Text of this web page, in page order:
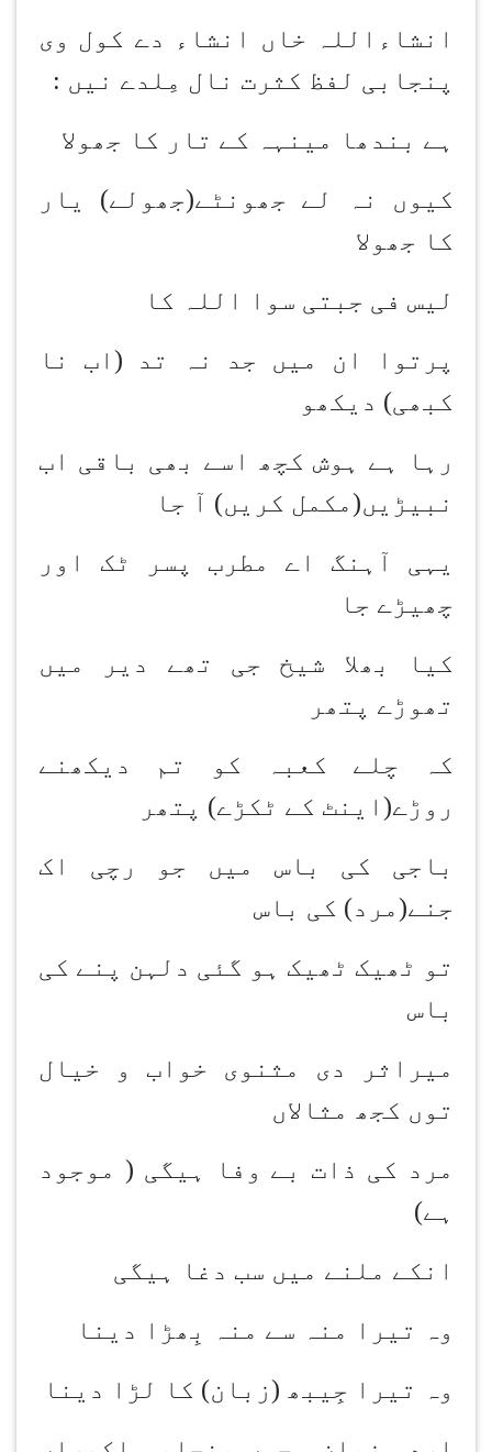
انشاءاللہ خاں انشاء دے کول وی
پنجابی لفظ کثرت نال مِلدے نیں :
ہے بندھا مینہہ کے تار کا جھولا
کیوں نہ لے جھونٹے(جھولے) یار
کا جھولا
لیس فی جبتی سوا اللہ کا
پرتوا ان میں جد نہ تد (اب نا
کبھی) دیکھو
رہا ہے ہوش کچھ اسے بھی باقی اب
نبیڑیں(مکمل کریں) آ جا
یہی آہنگ اے مطرب پسر ٹک اور
چھیڑے جا
کیا بھلا شیخ جی تھے دیر میں
تھوڑے پتھر
کہ چلے کعبہ کو تم دیکھنے
روڑے(اینٹ کے ٹکڑے) پتھر
باجی کی باس میں جو رچی اک
جنے(مرد) کی باس
تو ٹھیک ٹھیک ہو گئی دلہن پنے کی
باس
میراثر دی مثنوی خواب و خیال
توں کجھ مثالاں
مرد کی ذات بے وفا ہیگی ( موجود
ہے)
انکے ملنے میں سب دغا ہیگی
وہ تیرا منہ سے منہ بِھڑا دینا
وہ تیرا جِیبھ (زبان) کا لڑا دینا